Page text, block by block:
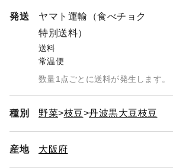
発送
ヤマト運輸（食べチョク
特別送料）
送料
常温便
数量1点ごとに送料が発生します。
種別 野菜 枝豆 丹波黒大豆枝豆
産地 大阪府